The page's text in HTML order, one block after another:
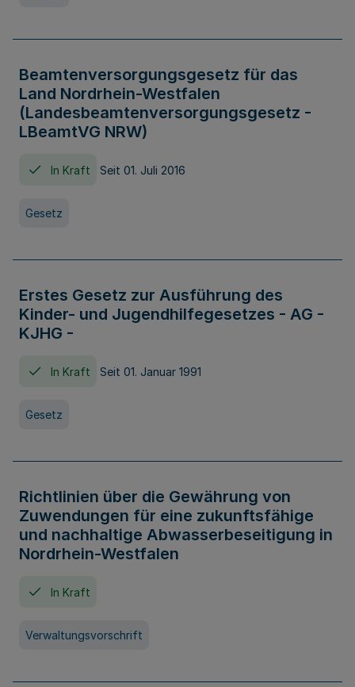
Beamtenversorgungsgesetz für das
Land Nordrhein-Westfalen
(Landesbeamtenversorgungsgesetz -
LBeamtVG NRW)
In Kraft Seit 01. Juli 2016
Gesetz
Erstes Gesetz zur Ausführung des
Kinder- und Jugendhilfegesetzes - AG -
KJHG -
In Kraft Seit 01. Januar 1991
Gesetz
Richtlinien über die Gewährung von
Zuwendungen für eine zukunftsfähige
und nachhaltige Abwasserbeseitigung in
Nordrhein-Westfalen
In Kraft
Verwaltungsvorschrift